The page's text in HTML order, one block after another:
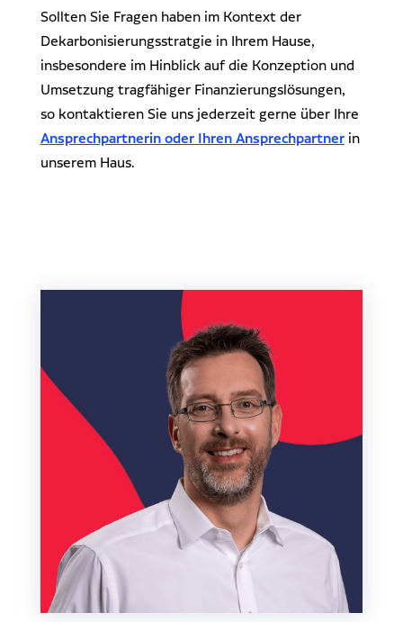
Sollten Sie Fragen haben im Kontext der
Dekarbonisierungsstratgie in Ihrem Hause,
insbesondere im Hinblick auf die Konzeption und
Umsetzung tragfähiger Finanzierungslösungen,
so kontaktieren Sie uns jederzeit gerne über Ihre
Ansprechpartnerin oder Ihren Ansprechpartnerin
unserem Haus.